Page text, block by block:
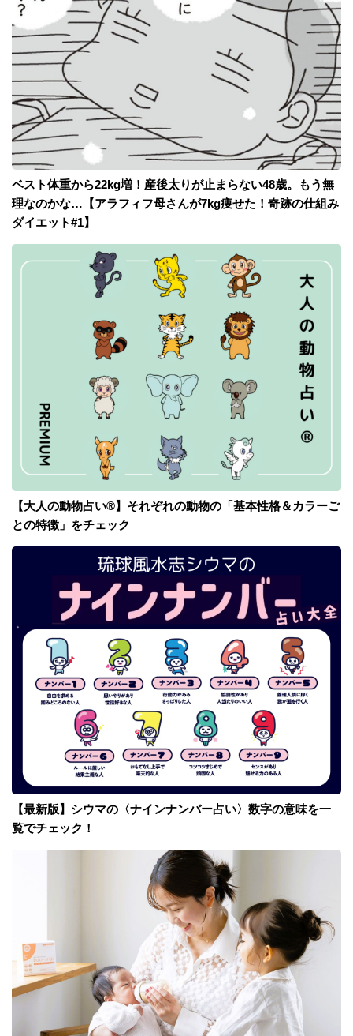
ベスト体重から22kg増！産後太りが止まらない48歳。もう無
理なのかな…【アラフィフ母さんが7kg痩せた！奇跡の仕組み
ダイエット#1】
【大人の動物占い®】それぞれの動物の「基本性格＆カラーご
との特徴」をチェック
【最新版】シウマの〈ナインナンバー占い〉数字の意味を一
覧でチェック！